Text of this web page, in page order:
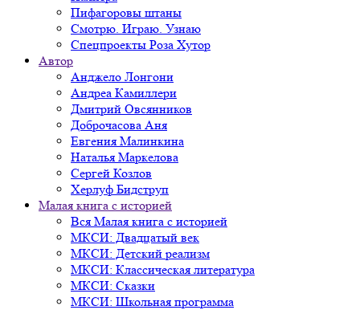
Пифагоровы штаны
Смотрю. Играю. Узнаю
Спецпроекты Роза Хутор
Автор
Анджело Лонгони
Андреа Камиллери
Дмитрий Овсянников
Доброчасова Аня
Евгения Малинкина
Наталья Маркелова
Сергей Козлов
Херлуф Бидструп
Малая книга с историей
Вся Малая книга с историей
МКСИ: Двадцатый век
МКСИ: Детский реализм
МКСИ: Классическая литература
МКСИ: Сказки
МКСИ: Школьная программа